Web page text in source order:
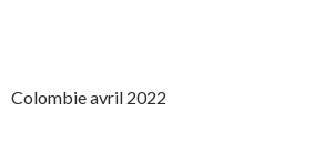
Colombie avril 2022